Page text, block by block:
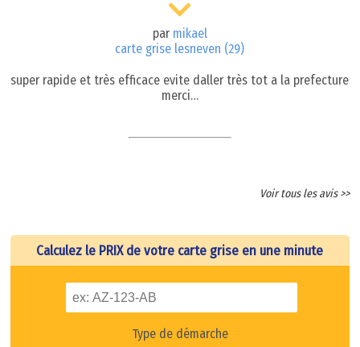
par mikael
carte grise lesneven (29)
super rapide et très efficace evite daller très tot a la prefecture
merci…
Voir tous les avis >>
Calculez le PRIX de votre carte grise en une minute
Type de démarche